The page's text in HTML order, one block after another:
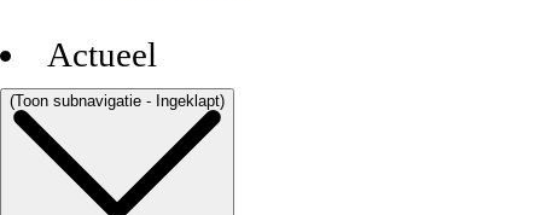
Actueel
(Toon subnavigatie - Ingeklapt)